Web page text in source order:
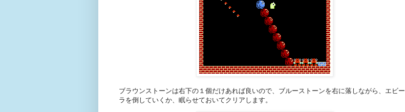
ブラウンストーンは右下の１個だけあれば良いので、ブルーストーンを右に落しながら、エビー
ラを倒していくか、眠らせておいてクリアします。